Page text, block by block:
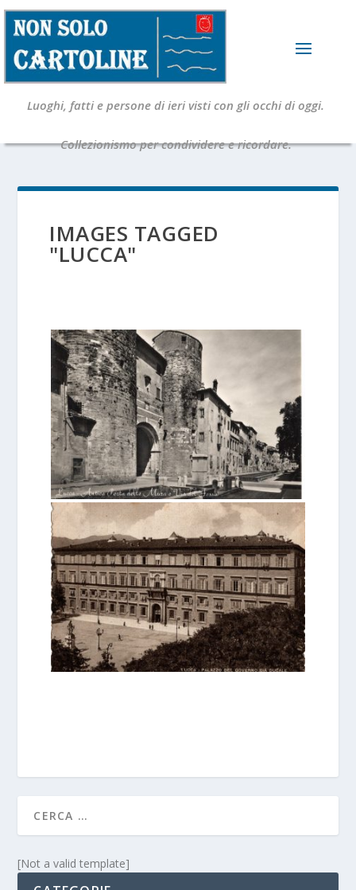
Luoghi, fatti e persone di ieri visti con gli occhi di oggi.
Collezionismo per condividere e ricordare.
IMAGES TAGGED
"LUCCA"
[Not a valid template]